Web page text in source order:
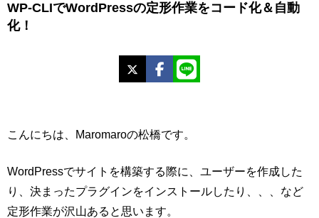
WP-CLIでWordPressの定形作業をコード化＆自動
化！
Facebook
こんにちは、Maromaroの松橋です。
WordPressでサイトを構築する際に、ユーザーを作成した
り、決まったプラグインをインストールしたり、、、など
定形作業が沢山あると思います。